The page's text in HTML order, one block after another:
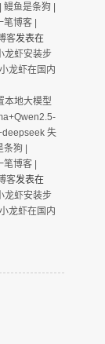
鳗鱼是条狗 |
笔博客 |
客发表在
龙虾安装步
龙虾在国内
本地大模型
失
条狗 |
笔博客 |
客发表在
龙虾安装步
龙虾在国内